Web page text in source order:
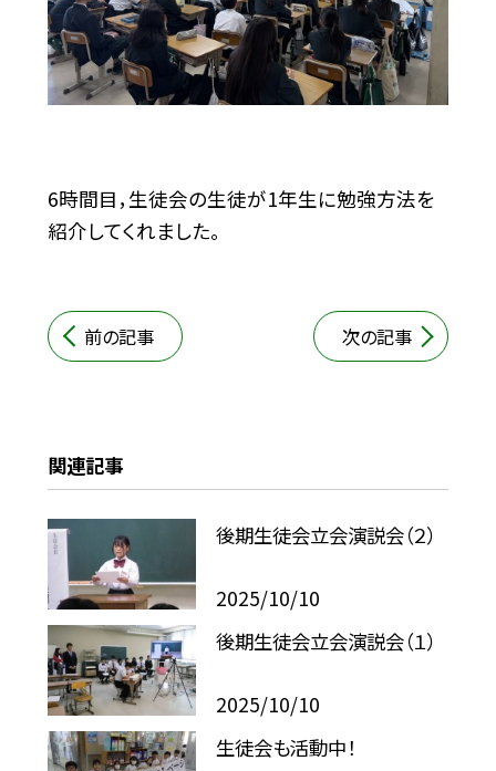
6時間目，生徒会の生徒が1年生に勉強方法を
紹介してくれました。
前の記事 次の記事
関連記事
後期生徒会立会演説会（２）
2025/10/10
後期生徒会立会演説会（１）
2025/10/10
生徒会も活動中！